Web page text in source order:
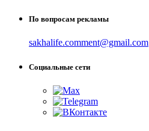
По вопросам рекламы
sakhalife.comment@gmail.com
Социальные сети